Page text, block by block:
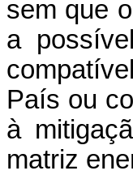
sem que
a
País ou
à
matriz